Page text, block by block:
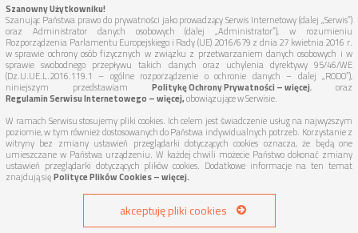
Szanowny Użytkowniku!
Szanując Państwa prawo do prywatności jako prowadzący Serwis Internetowy (dalej „Serwis”)
oraz Administrator danych osobowych (dalej „Administrator”), w rozumieniu
Rozporządzenia Parlamentu Europejskiego i Rady (UE) 2016/679 z dnia 27 kwietnia 2016 r.
w sprawie ochrony osób fizycznych w związku z przetwarzaniem danych osobowych i w
sprawie swobodnego przepływu takich danych oraz uchylenia dyrektywy 95/46/WE
(Dz.U.UE.L.2016.119.1 – ogólne rozporządzenie o ochronie danych – dalej „RODO”),
niniejszym przedstawiam Politykę Ochrony Prywatności – więcej, oraz
Regulamin Serwisu Internetowego – więcej,obowiązujące w Serwisie.
W ramach Serwisu stosujemy pliki cookies. Ich celem jest świadczenie usług na najwyższym
poziomie, w tym również dostosowanych do Państwa indywidualnych potrzeb. Korzystanie z
witryny bez zmiany ustawień przeglądarki dotyczących cookies oznacza, że będą one
umieszczane w Państwa urządzeniu. W każdej chwili możecie Państwo dokonać zmiany
ustawień przeglądarki dotyczących plików cookies. Dodatkowe informacje na ten temat
znajdują sięPolityce Plików Cookies – więcej.
akceptuję pliki cookies